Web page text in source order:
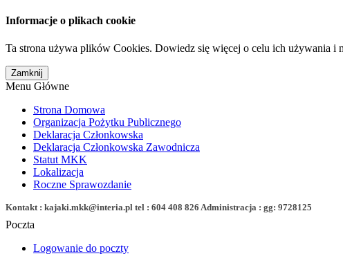
Informacje o plikach cookie
Ta strona używa plików Cookies. Dowiedz się więcej o celu ich używania i
Menu Główne
Strona Domowa
Organizacja Pożytku Publicznego
Deklaracja Członkowska
Deklaracja Członkowska Zawodnicza
Statut MKK
Lokalizacja
Roczne Sprawozdanie
Kontakt : kajaki.mkk@interia.pl tel : 604 408 826 Administracja : gg: 9728125
Poczta
Logowanie do poczty